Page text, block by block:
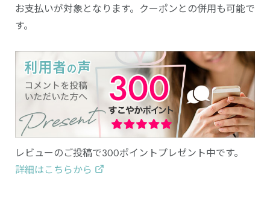
お支払いが対象となります。クーポンとの併用も可能で
す。
レビューのご投稿で300ポイントプレゼント中です。
詳細はこちらから